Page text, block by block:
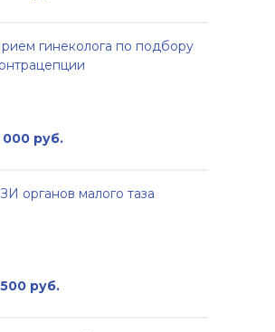
000 руб.
гинеколога по подбору
500 руб.
органов малого таза